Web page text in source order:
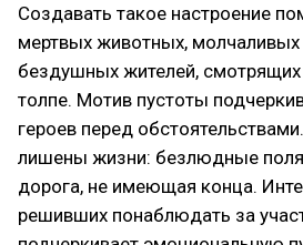
Создавать такое настроение
мертвых животных, молчаливых
бездушных жителей,
толпе. Мотив пустоты
героев перед
лишены жизни: безлюдные
дорога, не имеющая конца.
решивших понаблюдать за